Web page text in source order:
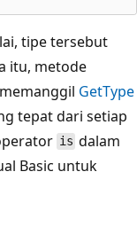
tipe tersebut
itu, metode
GetType
tepat dari setiap
is dalam
Basic untuk